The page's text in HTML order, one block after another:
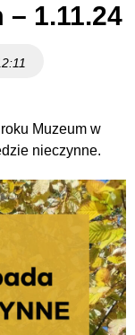
1.11.24
Muzeum w
nieczynne.